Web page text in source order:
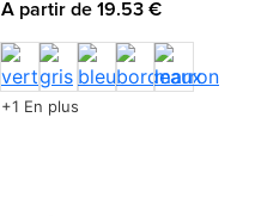
A partir de 19.53 €
+1 En plus